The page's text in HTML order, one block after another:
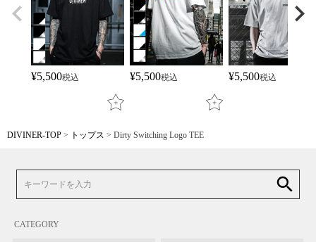
¥5,500税込 ¥5,500税込 ¥5,500税込
DIVINER-TOP トップス Dirty Switching Logo TEE
search
CATEGORY